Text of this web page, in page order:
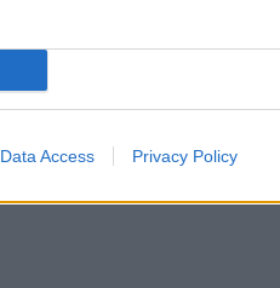
Data Access Privacy Policy